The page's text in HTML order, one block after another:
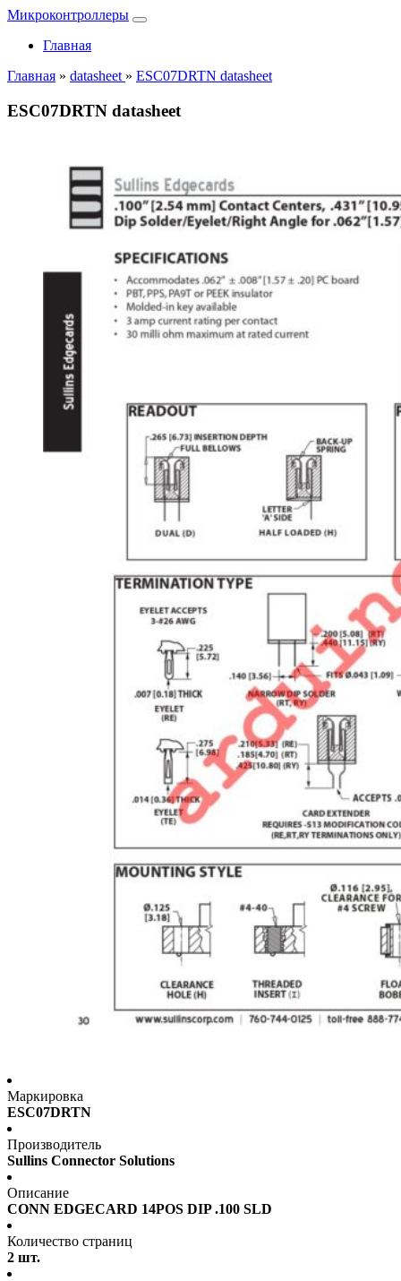
Микроконтроллеры
Главная
Главная » datasheet » ESC07DRTN datasheet
ESC07DRTN datasheet
Маркировка
ESC07DRTN
Производитель
Sullins Connector Solutions
Описание
CONN EDGECARD 14POS DIP .100 SLD
Количество страниц
2 шт.